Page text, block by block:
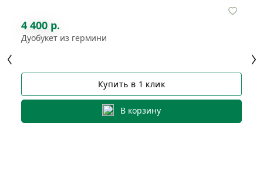
4 400 р.
Дуобукет из гермини
Купить в 1 клик
В корзину